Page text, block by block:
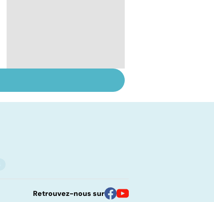
passage à l'acte
Retrouvez-nous sur